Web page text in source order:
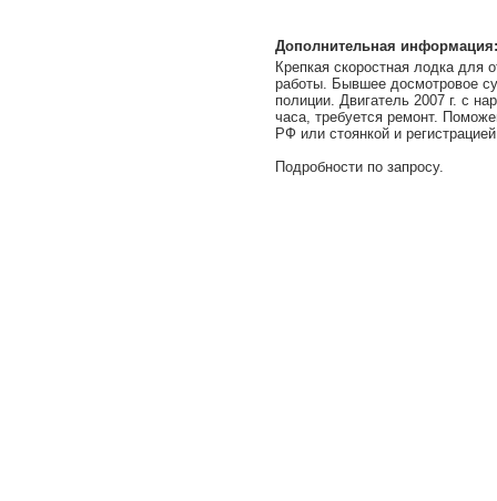
Дополнительная информация:
Крепкая скоростная лодка для
работы. Бывшее досмотровое
полиции. Двигатель 2007 г. с
часа, требуется ремонт.
РФ или стоянкой и
Подробности по запросу.